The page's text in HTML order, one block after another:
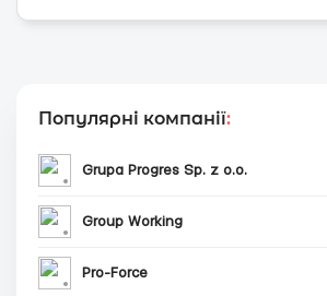
Популярні компанії:
Grupa Progres Sp. z o.o.
Group Working
Pro-Force